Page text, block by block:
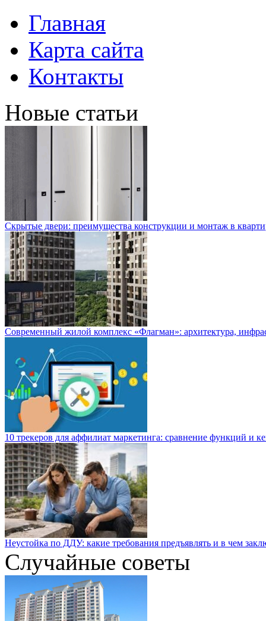
Главная
Карта сайта
Контакты
Новые статьи
Скрытые двери: преимущества конструкции и монтаж в
Современный жилой комплекс «Флагман»: архитектура,
10 трекеров для аффилиат маркетинга: сравнение функций и
Неустойка по ДДУ: какие требования предъявлять и в чем
Случайные советы